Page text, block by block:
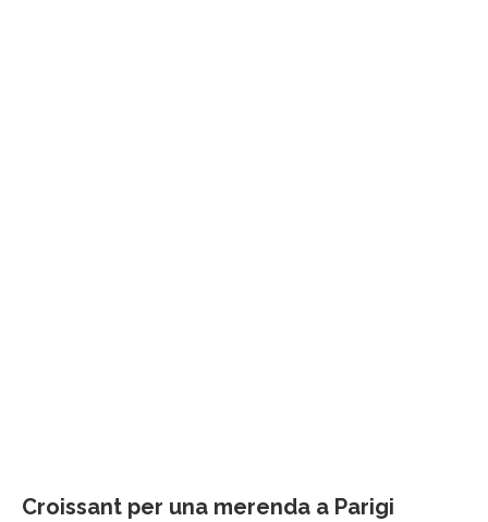
Croissant per una merenda a Parigi